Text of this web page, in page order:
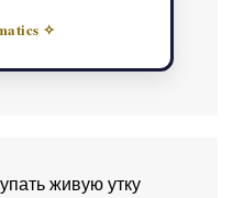
✧
живую утку